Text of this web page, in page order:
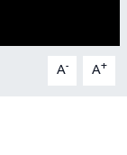
A- A+